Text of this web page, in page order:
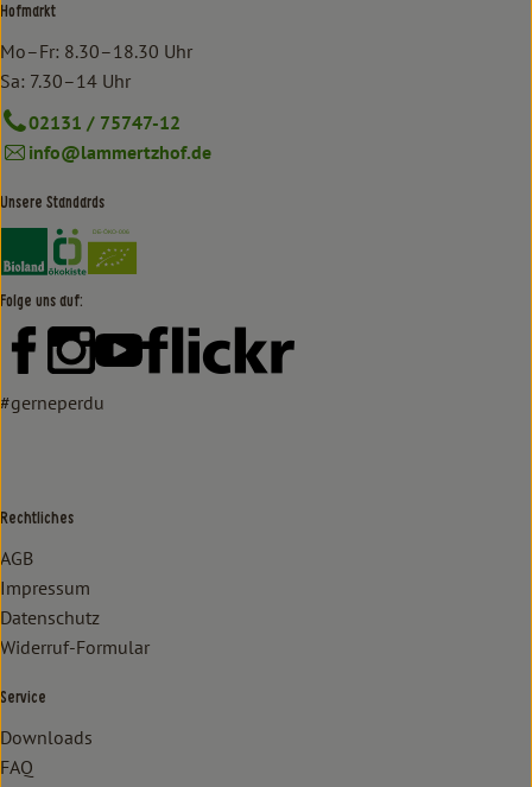
Hofmarkt
Mo–Fr: 8.30–18.30 Uhr
Sa: 7.30–14 Uhr
02131 / 75747-12
info@lammertzhof.de
Unsere Standards
Externer Link zu https://www.bioland.de/verbraucher
Externer Link zu https://www.oekokiste.de/
Folge uns auf:
Externer Link zu https://www.facebook.com/lammertzhof/
Externer Link zu https://www.instagram.com/
Externer Link zu https://www.youtube.com/
Externer Link zu https://
#gerneperdu
Rechtliches
AGB
Impressum
Datenschutz
Widerruf-Formular
Service
Downloads
FAQ